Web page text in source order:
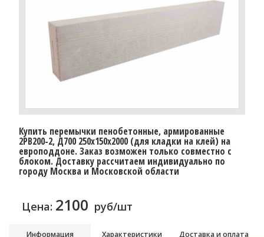
Купить перемычки пенобетонные, армированные
2PB200-2, Д700 250х150х2000 (для кладки на клей) на
европоддоне. Заказ возможен только совместно с
блоком. Доставку рассчитаем индивидуально по
городу Москва и Московской области
Цена: 2100 руб/шт
Информация Характеристики Доставка и оплата